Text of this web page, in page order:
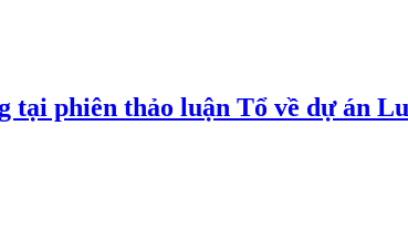
phiên thảo luận Tổ về dự án